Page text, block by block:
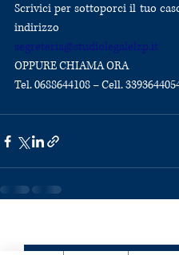
Scrivici per sottoporci il tuo
segreteria@studiolegalelzp.it
OPPURE CHIAMA ORA
Tel. 0688644108 – Cell.